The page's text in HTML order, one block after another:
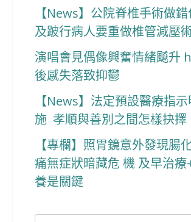
【News】公院脊椎手術做
及跛行病人要重做椎管減壓
演唱會見偶像興奮情緒飇升
後感失落致抑鬱
【News】法定預設醫療指
施 孝順與善別之間怎樣抉擇
【專欄】照胃鏡意外發現腸
痛無症狀暗藏危 機 及早治療
養是關鍵